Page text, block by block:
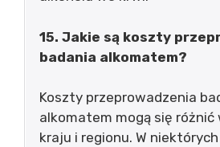
15. Jakie są koszty
badania alkomatem?
Koszty przeprowadzenia
alkomatem mogą się różnić
kraju i regionu. W